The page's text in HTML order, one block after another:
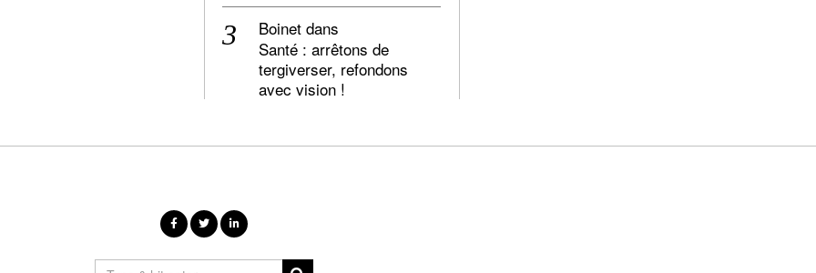
Boinet dans
Santé : arrêtons de
tergiverser, refondons
avec vision !